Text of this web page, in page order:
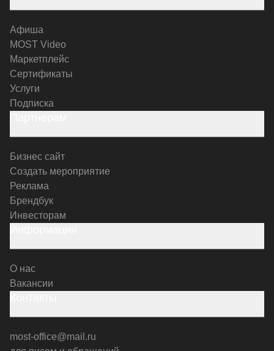
Афиша
MOST Video
Маркетплейс
Сертификаты
Услуги
Подписка
Бизнес сайт
Создать мероприятие
Реклама
Брендбук
Инвесторам
О нас
Вакансии
most-office@mail.ru